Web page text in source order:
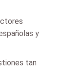
y
tan